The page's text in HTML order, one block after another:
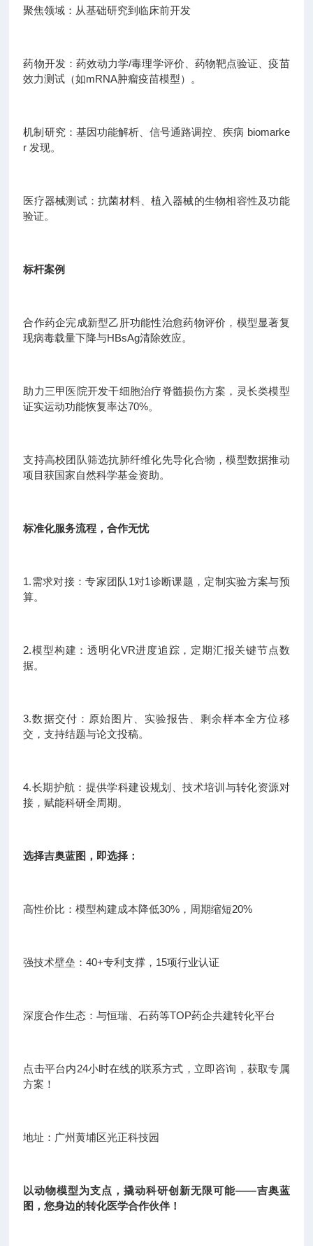
聚焦领域：从基础研究到临床前开发
药物开发：药效动力学/毒理学评价、药物靶点验证、疫苗
效力测试（如mRNA肿瘤疫苗模型）。
机制研究：基因功能解析、信号通路调控、疾病 biomarke
r 发现。
医疗器械测试：抗菌材料、植入器械的生物相容性及功能
验证。
标杆案例
合作药企完成新型乙肝功能性治愈药物评价，模型显著复
现病毒载量下降与HBsAg清除效应。
助力三甲医院开发干细胞治疗脊髓损伤方案，灵长类模型
证实运动功能恢复率达70%。
支持高校团队筛选抗肺纤维化先导化合物，模型数据推动
项目获国家自然科学基金资助。
标准化服务流程，合作无忧
1.需求对接：专家团队1对1诊断课题，定制实验方案与预
算。
2.模型构建：透明化VR进度追踪，定期汇报关键节点数
据。
3.数据交付：原始图片、实验报告、剩余样本全方位移
交，支持结题与论文投稿。
4.长期护航：提供学科建设规划、技术培训与转化资源对
接，赋能科研全周期。
选择吉奥蓝图，即选择：
高性价比：模型构建成本降低30%，周期缩短20%
强技术壁垒：40+专利支撑，15项行业认证
深度合作生态：与恒瑞、石药等TOP药企共建转化平台
点击平台内24小时在线的联系方式，立即咨询，获取专属
方案！
地址：广州黄埔区光正科技园
以动物模型为支点，撬动科研创新无限可能——吉奥蓝
图，您身边的转化医学合作伙伴！